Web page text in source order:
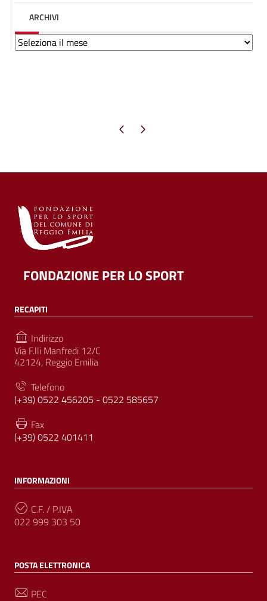
ARCHIVI
Archivi
Pagina precedente
Pagina successiva
FONDAZIONE PER LO SPORT
RECAPITI
Indirizzo
Via F.lli Manfredi 12/C
42124, Reggio Emilia
Telefono
(+39) 0522 456205 - 0522 585657
Fax
(+39) 0522 401411
INFORMAZIONI
C.F. / P.IVA
022 999 303 50
POSTA ELETTRONICA
PEC